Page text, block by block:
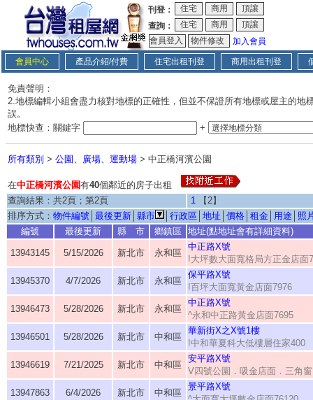
刊登：
查詢：
加入會員
會員中心 產品介紹/付費 住宅出租刊登 商用出租刊登
免責聲明：
2.地標編輯小組會盡力核對地標的正確性，但並不保證所有地標或屋主的地
誤。
地標快查：關鍵字
+
所有類別 > 公園、廣場、運動場 > 中正橋河濱公園
在中正橋河濱公園有40個鄰近的房子出租
查詢結果：共2頁；第2頁
1 【2】
排序方式： 物件編號 最後更新 縣市 行政區 地址 價格 租金 用途
照
編號
最後更新 縣 市 鄉鎮區 地址(點地址會有詳細資料)
13943145 5/15/2026 新北市 永和區
中正路X號
!大坪數大面寬格局方正金店面7
13945370 4/7/2026 新北市 永和區
保平路X號
!百坪大面寬黃金店面7976
13946473 5/28/2026 新北市 永和區
中正路X號
^永和中正路黃金店面7695
13946501 5/28/2026 新北市 中和區
華新街X之X號1樓
!中和華夏科大低樓層住家400
13946619 7/21/2025 新北市 中和區
安平路X號
V四號公園．吸金店面．三角
13947863 6/4/2026 新北市 中和區
景平路X號